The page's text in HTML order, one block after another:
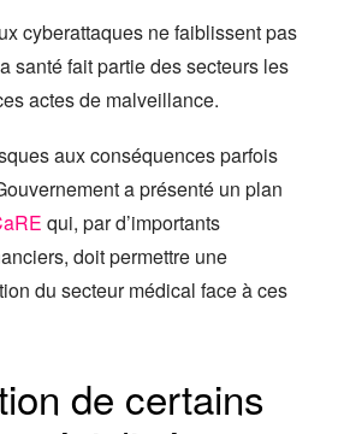
cyberattaques ne faiblissent pas
santé fait partie des secteurs les
actes de malveillance.
aux conséquences parfois
a présenté un plan
qui, par d’importants
doit permettre une
du secteur médical face à ces
de certains